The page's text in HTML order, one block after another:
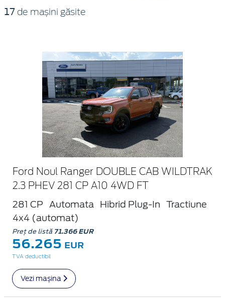
17 de mașini găsite
Ford Noul Ranger DOUBLE CAB WILDTRAK
2.3 PHEV 281 CP A10 4WD FT
281 CP Automata Hibrid Plug-In
Tractiune
4x4 (automat)
Preț de listă 71.366 EUR
56.265 EUR
TVA deductibil
Vezi mașina